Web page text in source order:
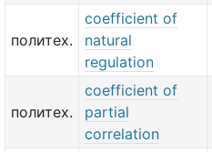
политех.
coefficient of
natural
regulation
политех.
coefficient of
partial
correlation